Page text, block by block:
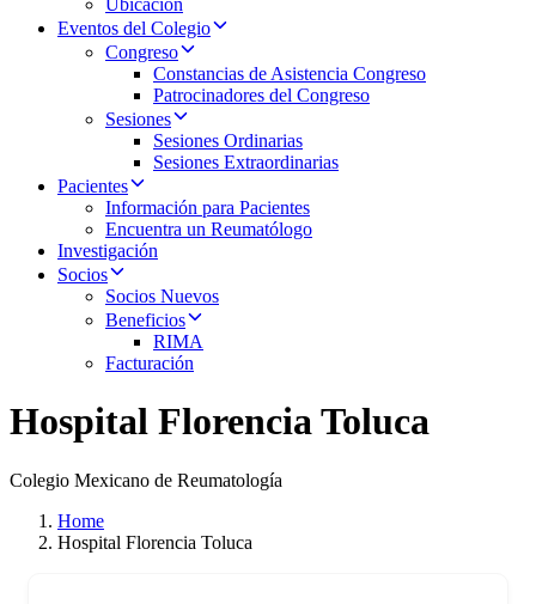
Ubicación
Eventos del Colegio
Congreso
Constancias de Asistencia Congreso
Patrocinadores del Congreso
Sesiones
Sesiones Ordinarias
Sesiones Extraordinarias
Pacientes
Información para Pacientes
Encuentra un Reumatólogo
Investigación
Socios
Socios Nuevos
Beneficios
RIMA
Facturación
Hospital Florencia Toluca
Colegio Mexicano de Reumatología
Home
Hospital Florencia Toluca